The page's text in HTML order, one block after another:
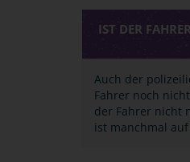
IST DER
Auch der
Fahrer noch
der Fahrer nicht
ist manchmal